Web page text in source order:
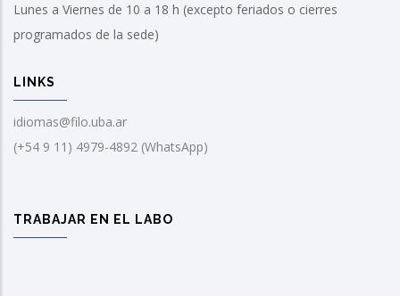
Lunes a Viernes de 10 a 18 h (excepto feriados o cierres
programados de la sede)
LINKS
idiomas@filo.uba.ar
(+54 9 11) 4979-4892 (WhatsApp)
TRABAJAR EN EL LABO